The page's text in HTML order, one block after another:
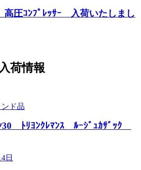
圧ｺﾝﾌﾟﾚｯｻｰ 入荷いたしまし
荷情報
ド品
ﾄﾘﾖﾝｸﾚﾏﾝｽ ﾙｰｼﾞｭｶｻﾞｯｸ
日